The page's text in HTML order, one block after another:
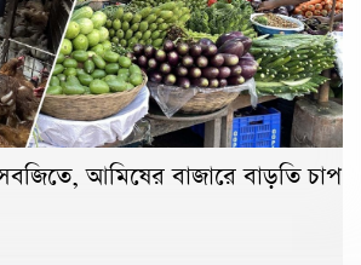
সবজিতে, আমিষের বাজারে বাড়তি চাপ